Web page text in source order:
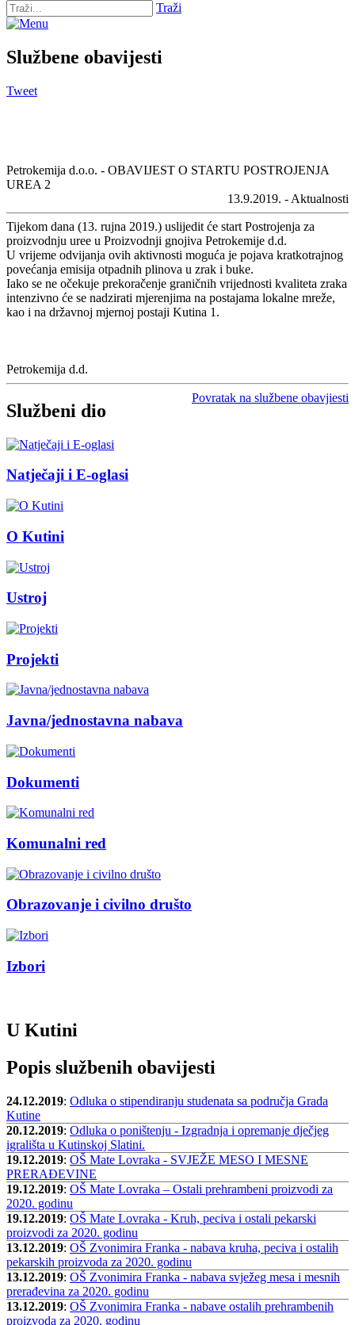
Traži
Službene obavijesti
Tweet
Petrokemija d.o.o. - OBAVIJEST O STARTU POSTROJENJA
UREA 2
13.9.2019. - Aktualnosti
Tijekom dana (13. rujna 2019.) uslijedit će start Postrojenja za
proizvodnju uree u Proizvodnji gnojiva Petrokemije d.d.
U vrijeme odvijanja ovih aktivnosti moguća je pojava kratkotrajnog
povećanja emisija otpadnih plinova u zrak i buke.
Iako se ne očekuje prekoračenje graničnih vrijednosti kvaliteta zraka
intenzivno će se nadzirati mjerenjima na postajama lokalne mreže,
kao i na državnoj mjernoj postaji Kutina 1.
Petrokemija d.d.
Povratak na službene obavjiesti
Službeni dio
Natječaji i E-oglasi
O Kutini
Ustroj
Projekti
Javna/jednostavna nabava
Dokumenti
Komunalni red
Obrazovanje i civilno društo
Izbori
U Kutini
Popis službenih obavijesti
24.12.2019: Odluka o stipendiranju studenata sa područja Grada
Kutine
20.12.2019: Odluka o poništenju - Izgradnja i opremanje dječjeg
igrališta u Kutinskoj Slatini.
19.12.2019: OŠ Mate Lovraka - SVJEŽE MESO I MESNE
PRERAĐEVINE
19.12.2019: OŠ Mate Lovraka – Ostali prehrambeni proizvodi za
2020. godinu
19.12.2019: OŠ Mate Lovraka - Kruh, peciva i ostali pekarski
proizvodi za 2020. godinu
13.12.2019: OŠ Zvonimira Franka - nabava kruha, peciva i ostalih
pekarskih proizvoda za 2020. godinu
13.12.2019: OŠ Zvonimira Franka - nabava svježeg mesa i mesnih
prerađevina za 2020. godinu
13.12.2019: OŠ Zvonimira Franka - nabave ostalih prehrambenih
proizvoda za 2020. godinu